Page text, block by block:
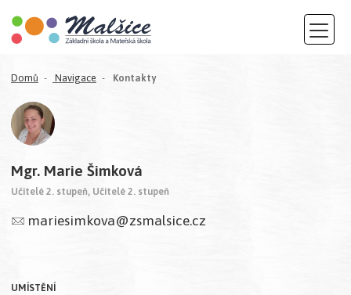
Domů Navigace Kontakty(aktuální)
Mgr. Marie Šimková
Učitelé 2. stupeň, Učitelé 2. stupeň
mariesimkova@zsmalsice.cz
UMÍSTĚNÍ